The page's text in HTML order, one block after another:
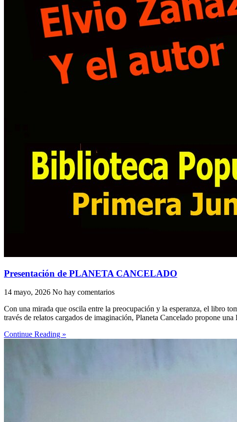
Presentación de PLANETA CANCELADO
14 mayo, 2026 No hay comentarios
Con una mirada que oscila entre la preocupación y la esperanza, el libro
través de relatos cargados de imaginación, Planeta Cancelado propone
Continue Reading »